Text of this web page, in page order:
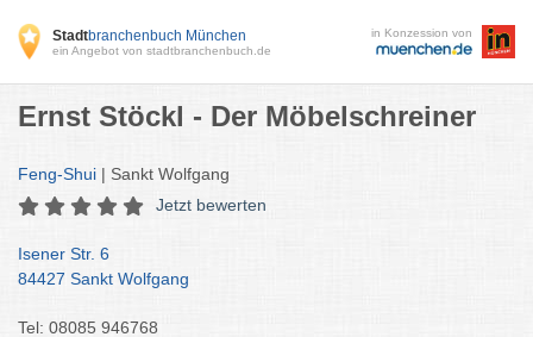
Stadtbranchenbuch München
ein Angebot von stadtbranchenbuch.de
in Konzession von
Ernst Stöckl - Der Möbelschreiner
Feng-Shui | Sankt Wolfgang
Jetzt bewerten
Isener Str. 6
84427 Sankt Wolfgang
Tel: 08085 946768